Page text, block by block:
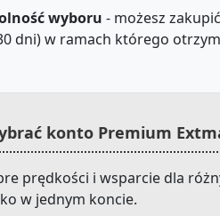
wyboru - możesz
dni) w ramach którego
konto Premium
prędkości i wsparcie dla
w jednym koncie.